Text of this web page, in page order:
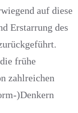
auf diese
Erstarrung des
frühe
zahlreichen
)Denkern